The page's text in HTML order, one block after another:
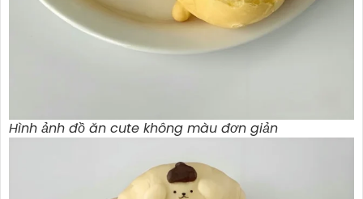
Hình ảnh đồ ăn cute không màu đơn giản